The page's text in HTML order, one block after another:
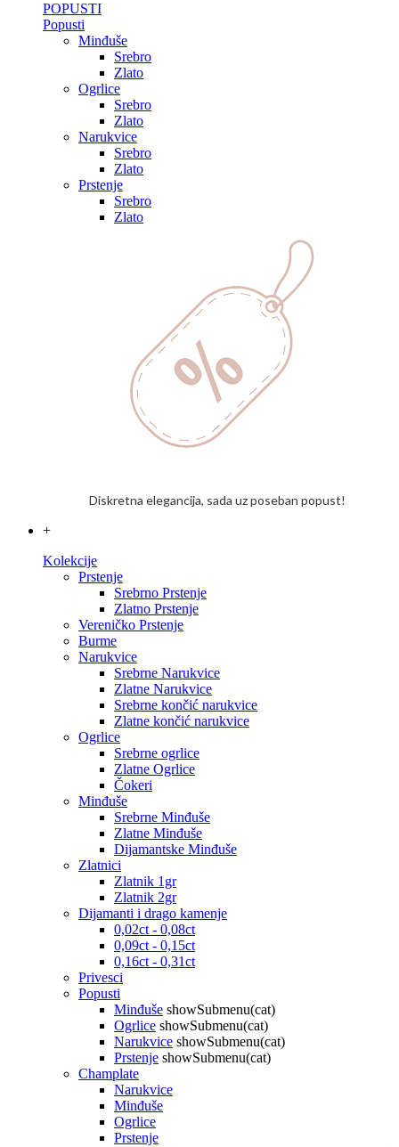
POPUSTI
Popusti
Minđuše
Srebro
Zlato
Ogrlice
Srebro
Zlato
Narukvice
Srebro
Zlato
Prstenje
Srebro
Zlato
Diskretna elegancija, sada uz poseban popust!
+
Kolekcije
Prstenje
Srebrno Prstenje
Zlatno Prstenje
Vereničko Prstenje
Burme
Narukvice
Srebrne Narukvice
Zlatne Narukvice
Srebrne končić narukvice
Zlatne končić narukvice
Ogrlice
Srebrne ogrlice
Zlatne Ogrlice
Čokeri
Minđuše
Srebrne Minđuše
Zlatne Minđuše
Dijamantske Minđuše
Zlatnici
Zlatnik 1gr
Zlatnik 2gr
Dijamanti i drago kamenje
0,02ct - 0,08ct
0,09ct - 0,15ct
0,16ct - 0,31ct
Privesci
Popusti
Minđuše showSubmenu(cat)
Ogrlice showSubmenu(cat)
Narukvice showSubmenu(cat)
Prstenje showSubmenu(cat)
Champlate
Narukvice
Minđuše
Ogrlice
Prstenje